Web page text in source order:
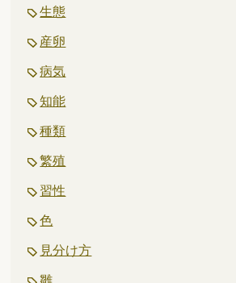
生態
産卵
病気
知能
種類
繁殖
習性
色
見分け方